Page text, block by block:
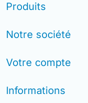
Produits
Notre société
Votre compte
Informations